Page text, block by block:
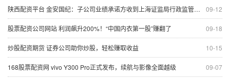
09-12
陕西配资平台 金安国纪：子公司业绩承诺方收到上海证监局行政监管措施决定书
09-18
股票配资公司网站 利润飙升200%！“中国内衣第一股”赚翻了
10-15
炒股配资期货 证券公司助你炒股，轻松赚取收益
09-07
168股票配资网 vivo Y300 Pro正式发布，续航与影像全面越级